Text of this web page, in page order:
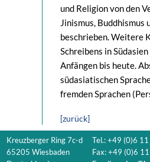
und Religion von den
Jinismus, Buddhismus
beschrieben. Weitere
Schreibens in
Anfängen bis heute.
südasiatischen
fremden Sprachen
[zurück]
Kreuzberger Ring 7c-d
65205 Wiesbaden
Tel.: +49 (0)6
Fax: +49 (0)6